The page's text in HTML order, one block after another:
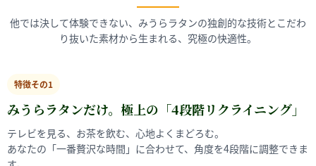
他では決して体験できない、みうらラタンの独創的な技術とこだわ
り抜いた素材から生まれる、究極の快適性。
特徴その1
みうらラタンだけ。極上の「4段階リクライニング」
テレビを見る、お茶を飲む、心地よくまどろむ。
あなたの「一番贅沢な時間」に合わせて、角度を4段階に調整できま